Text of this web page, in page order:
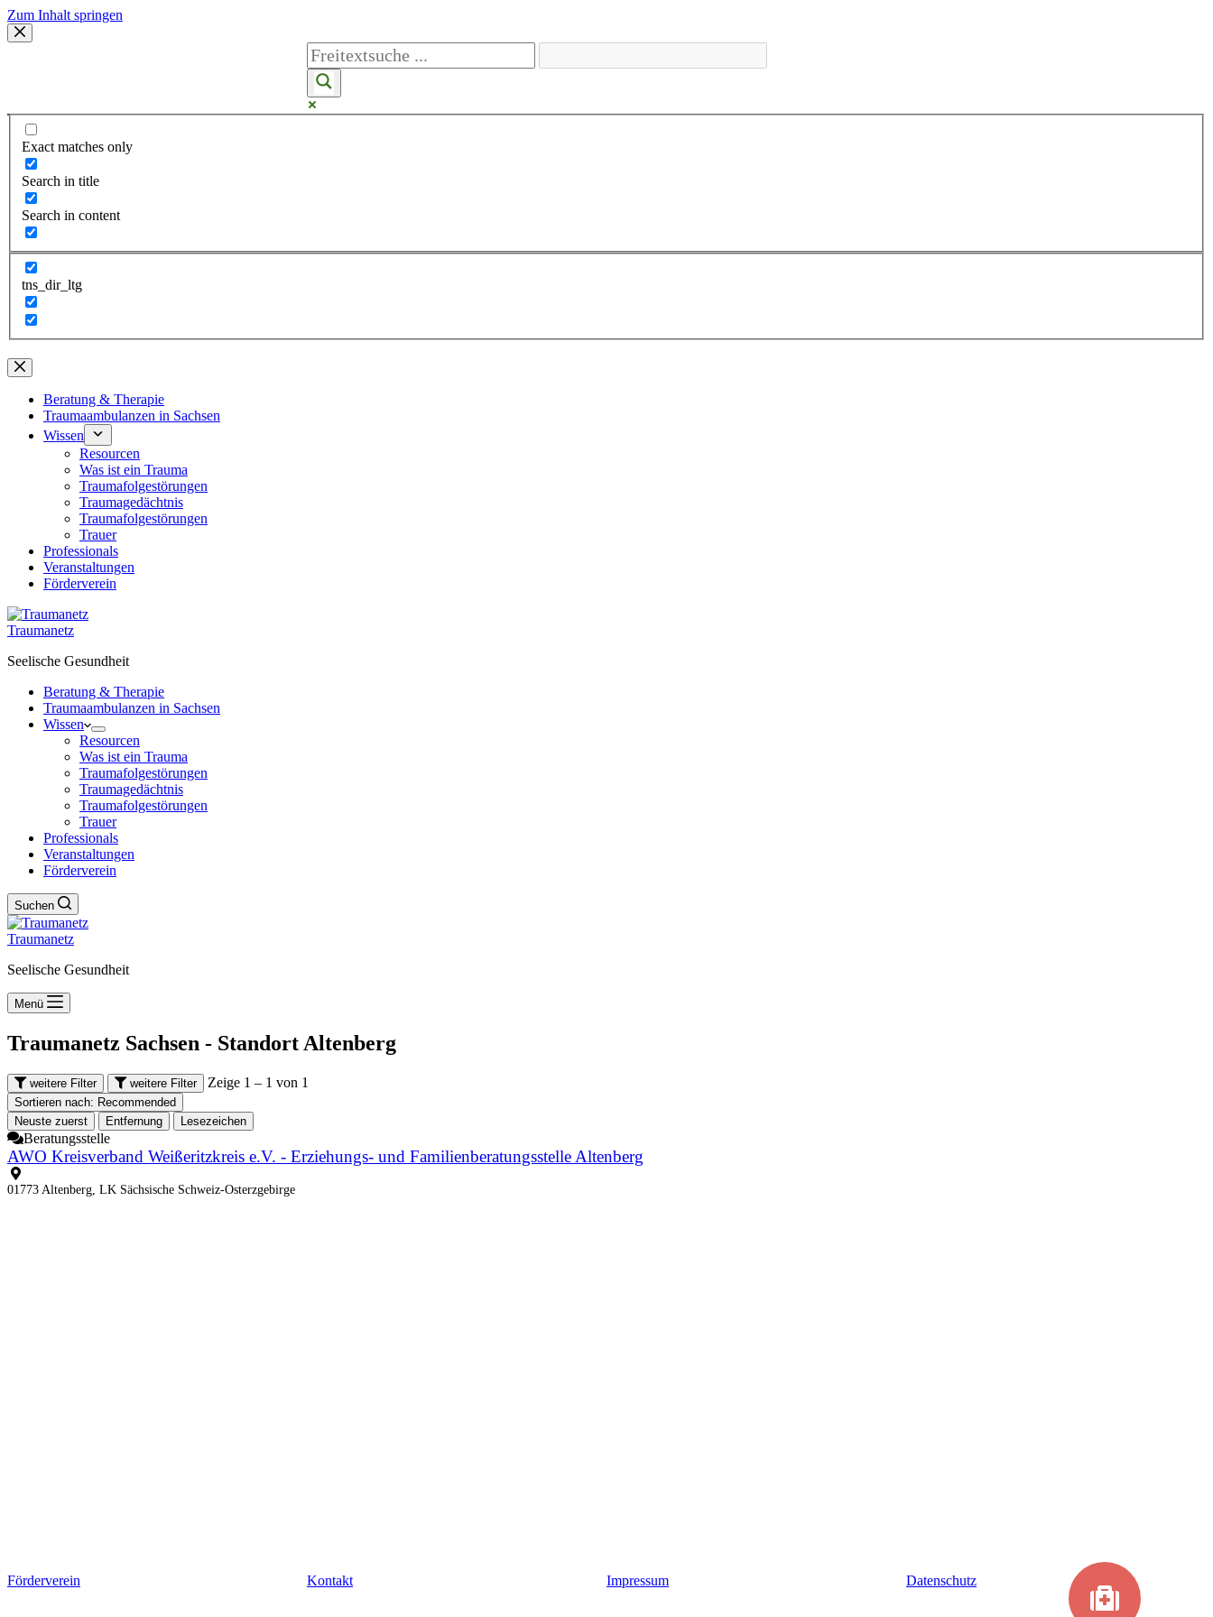
Zum Inhalt springen
Exact matches only
Search in title
Search in content
tns_dir_ltg
Beratung & Therapie
Traumaambulanzen in Sachsen
Wissen
Resourcen
Was ist ein Trauma
Traumafolgestörungen
Traumagedächtnis
Traumafolgestörungen
Trauer
Professionals
Veranstaltungen
Förderverein
Traumanetz
Seelische Gesundheit
Beratung & Therapie
Traumaambulanzen in Sachsen
Wissen
Resourcen
Was ist ein Trauma
Traumafolgestörungen
Traumagedächtnis
Traumafolgestörungen
Trauer
Professionals
Veranstaltungen
Förderverein
Suchen
Traumanetz
Seelische Gesundheit
Menü
Traumanetz Sachsen - Standort Altenberg
weitere Filter weitere Filter Zeige 1 – 1 von 1
Sortieren nach: Recommended
Neuste zuerst
Entfernung Lesezeichen
Beratungsstelle
AWO Kreisverband Weißeritzkreis e.V. - Erziehungs- und Familienberatungsstelle Altenberg
01773 Altenberg, LK Sächsische Schweiz-Osterzgebirge
Förderverein Kontakt Impressum Datenschutz